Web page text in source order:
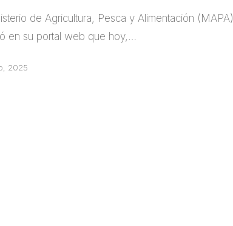
de Agricultura, Pesca y Alimentación (MAPA)
en su portal web que hoy,…
2025